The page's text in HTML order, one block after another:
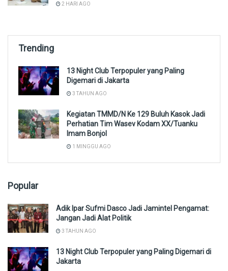
2 HARI AGO
Trending
13 Night Club Terpopuler yang Paling
Digemari di Jakarta
3 TAHUN AGO
Kegiatan TMMD/N Ke 129 Buluh Kasok Jadi
Perhatian Tim Wasev Kodam XX/Tuanku
Imam Bonjol
1 MINGGU AGO
Popular
Adik Ipar Sufmi Dasco Jadi Jamintel Pengamat:
Jangan Jadi Alat Politik
3 TAHUN AGO
13 Night Club Terpopuler yang Paling Digemari di
Jakarta